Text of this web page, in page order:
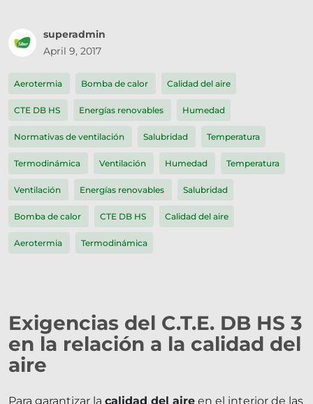
superadmin
April 9, 2017
Aerotermia Bomba de calor Calidad del aire
CTE DB HS Energías renovables Humedad
Normativas de ventilación Salubridad Temperatura
Termodinámica Ventilación Humedad Temperatura
Ventilación Energías renovables Salubridad
Bomba de calor CTE DB HS Calidad del aire
Aerotermia Termodinámica
Exigencias del C.T.E. DB HS 3
en la relación a la calidad del
aire
Para garantizar la calidad del aire en el interior de las